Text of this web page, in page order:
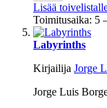
Lisää
Toimitusaika: 5
Labyrinths
Kirjailija Jorge
Jorge Luis